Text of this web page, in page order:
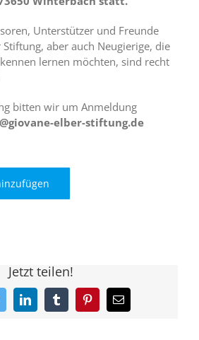
Unterstützer und Freunde
aber auch Neugierige, die
lernen möchten, sind recht
bitten wir um Anmeldung
elber-stiftung.de
Jetzt teilen!
LinkedInTumblrPinterest
E-